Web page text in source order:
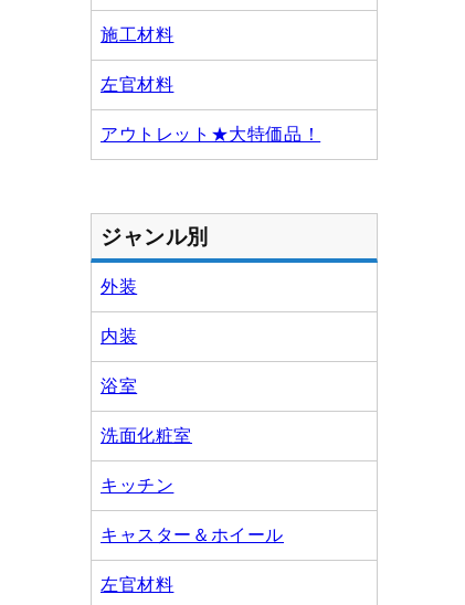
施工材料
左官材料
アウトレット★大特価品！
ジャンル別
外装
内装
浴室
洗面化粧室
キッチン
キャスター＆ホイール
左官材料